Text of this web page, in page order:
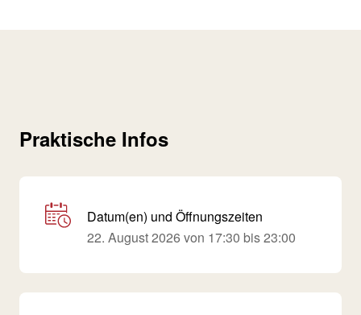
Praktische Infos
Datum(en) und Öffnungszeiten
22. August 2026 von 17:30 bis 23:00